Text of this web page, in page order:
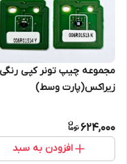
مجموعه چیپ تونر کپی رنگی
زیراکس(پارت وسط)
624,000
افزودن به سبد